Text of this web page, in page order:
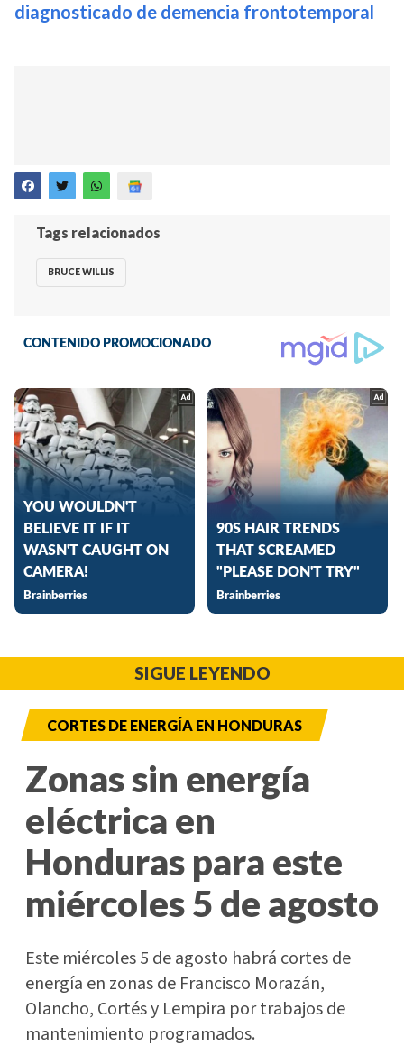
diagnosticado de demencia frontotemporal
Tags relacionados
BRUCE WILLIS
SIGUE LEYENDO
CORTES DE ENERGÍA EN HONDURAS
Zonas sin energía
eléctrica en
Honduras para este
miércoles 5 de agosto
Este miércoles 5 de agosto habrá cortes de
energía en zonas de Francisco Morazán,
Olancho, Cortés y Lempira por trabajos de
mantenimiento programados.